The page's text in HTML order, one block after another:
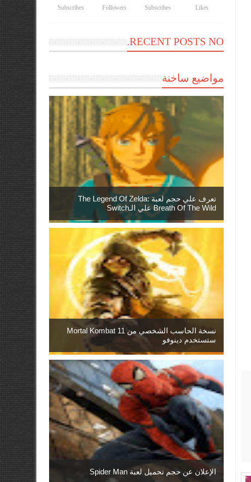
Likes
Subscribes
Followers
Subscribes
RECENT POSTS NO.
مواضيع ساخنة
تعرف علي حجم لعبة The Legend Of Zelda:
Breath Of The Wild علي الـSwitch
نسخة الحاسب الشخصي من Mortal Kombat 11
ستستخدم دينوفو
الإعلان عن حجم تحميل لعبة Spider Man